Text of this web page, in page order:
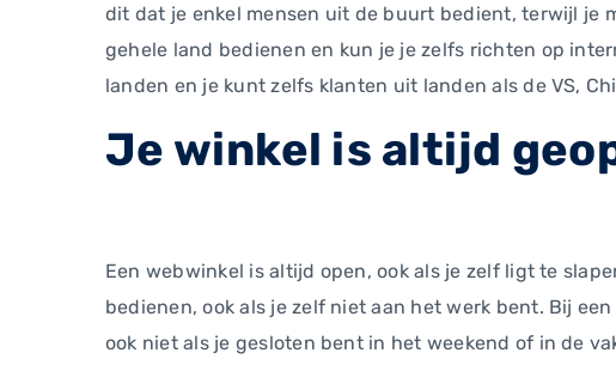
dit dat je enkel mensen uit de buurt bedient, terwijl je
gehele land bedienen en kun je je zelfs richten op
landen en je kunt zelfs klanten uit landen als de VS,
Je winkel is altijd
Een webwinkel is altijd open, ook als je zelf ligt te
bedienen, ook als je zelf niet aan het werk bent. Bij
ook niet als je gesloten bent in het weekend of in de